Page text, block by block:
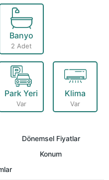
Banyo
2 Adet
Park Yeri
Var
Klima
Var
Dönemsel Fiyatlar
Konum